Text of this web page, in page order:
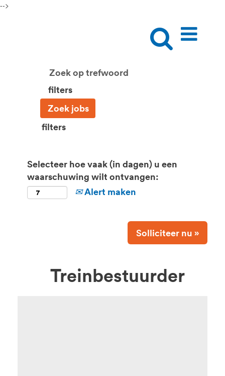
-->
filters
filters
Selecteer hoe vaak (in dagen) u een
waarschuwing wilt ontvangen:
Alert maken
Solliciteer nu »
Treinbestuurder